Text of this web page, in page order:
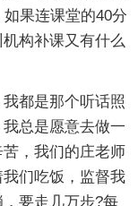
果连课堂的40分
构补课又有什么
都是那个听话照
总是愿意去做一
，我们的庄老师
们吃饭，监督我
要走几万步?每